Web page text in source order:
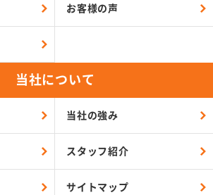
お客様の声
当社について
当社の強み
スタッフ紹介
サイトマップ